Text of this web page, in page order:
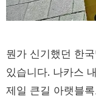
뭔가 신기했던 한
있습니다. 나카스
제일 큰길 아랫블